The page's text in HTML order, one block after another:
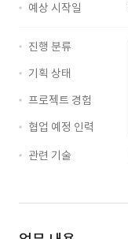
예상 시작일
진행 분류
기획 상태
프로젝트 경험
협업 예정 인력
관련 기술